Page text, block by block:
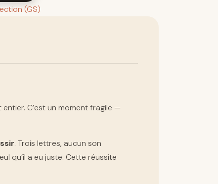
(GS)
C’est un moment fragile —
. Trois lettres, aucun son
qu’il a eu juste. Cette réussite